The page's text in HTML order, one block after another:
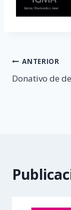
de
ANTERIOR
Donativo de